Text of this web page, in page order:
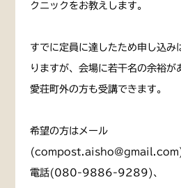
クニックをお教えします。
すでに定員に達したため申し込み
りますが、会場に若干名の余裕が
愛荘町外の方も受講できます。
希望の方はメール
(compost.aisho@gmail.com)
電話(080-9886-9289)、